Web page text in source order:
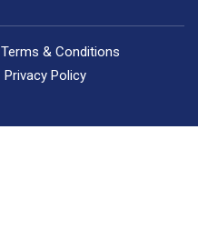
Terms & Conditions
Privacy Policy